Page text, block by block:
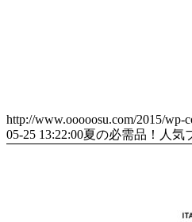
http://www.ooooosu.com/2015/wp-
05-25 13:22:00夏の必需品！人気